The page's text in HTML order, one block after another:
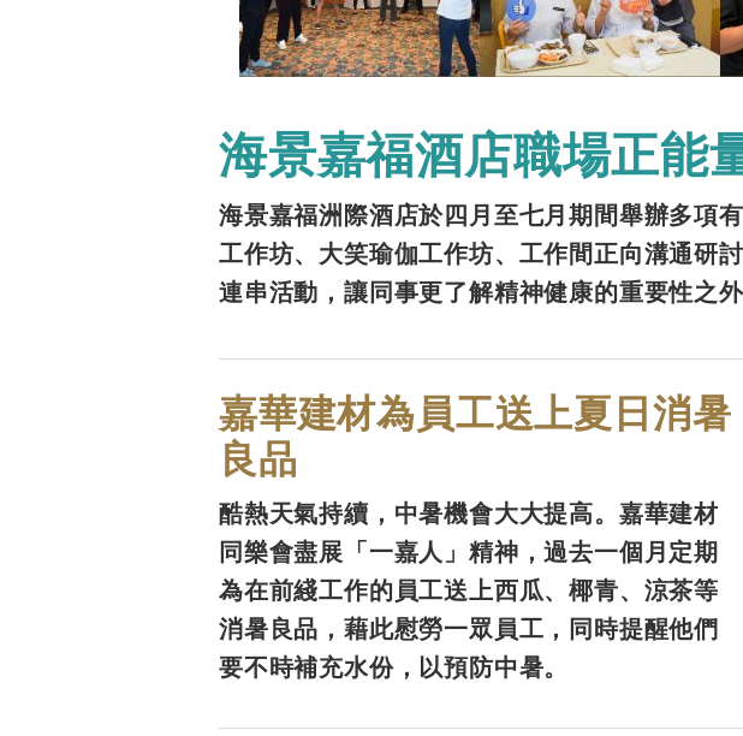
海景嘉福酒店職場正能
海景嘉福洲際酒店於四月至七月期間舉辦多項
工作坊、大笑瑜伽工作坊、工作間正向溝通研
連串活動，讓同事更了解精神健康的重要性之
嘉華建材為員工送上夏日消暑
良品
酷熱天氣持續，中暑機會大大提高。嘉華建材
同樂會盡展「一嘉人」精神，過去一個月定期
為在前綫工作的員工送上西瓜、椰青、涼茶等
消暑良品，藉此慰勞一眾員工，同時提醒他們
要不時補充水份，以預防中暑。